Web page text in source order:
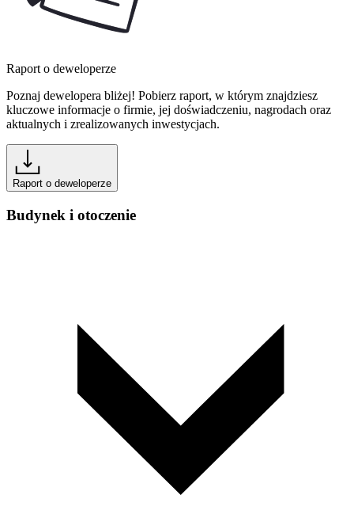
Raport o deweloperze
Poznaj dewelopera bliżej! Pobierz raport, w którym znajdziesz
kluczowe informacje o firmie, jej doświadczeniu, nagrodach oraz
aktualnych i zrealizowanych inwestycjach.
Raport o deweloperze
Budynek i otoczenie